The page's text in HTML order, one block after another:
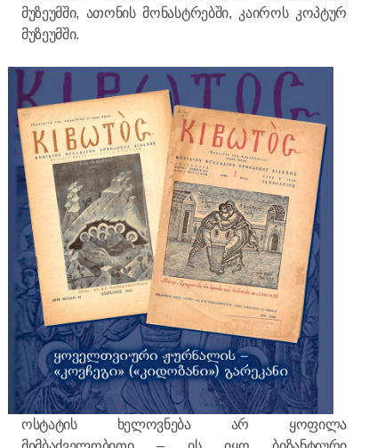
მუზეუმში, ათონის მონასტრებში, კაიროს კოპტურ
მუზეუმში.
ოსტატის ხელოვნება არ ყოფილა